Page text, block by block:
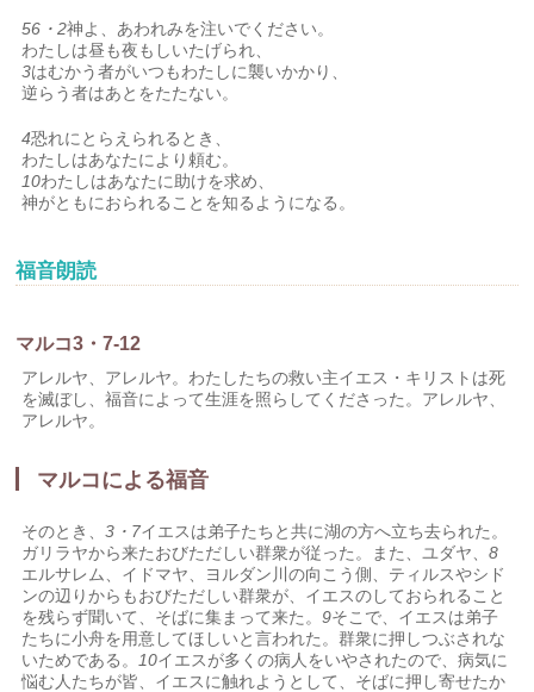
56・2神よ、あわれみを注いでください。
わたしは昼も夜もしいたげられ、
3はむかう者がいつもわたしに襲いかかり、
逆らう者はあとをたたない。
4恐れにとらえられるとき、
わたしはあなたにより頼む。
10わたしはあなたに助けを求め、
神がともにおられることを知るようになる。
福音朗読
マルコ3・7-12
アレルヤ、アレルヤ。わたしたちの救い主イエス・キリストは死
を滅ぼし、福音によって生涯を照らしてくださった。アレルヤ、
アレルヤ。
マルコによる福音
そのとき、3・7イエスは弟子たちと共に湖の方へ立ち去られた。
ガリラヤから来たおびただしい群衆が従った。また、ユダヤ、8
エルサレム、イドマヤ、ヨルダン川の向こう側、ティルスやシド
ンの辺りからもおびただしい群衆が、イエスのしておられること
を残らず聞いて、そばに集まって来た。9そこで、イエスは弟子
たちに小舟を用意してほしいと言われた。群衆に押しつぶされな
いためである。 10イエスが多くの病人をいやされたので、病気に
悩む人たちが皆、イエスに触れようとして、そばに押し寄せたか